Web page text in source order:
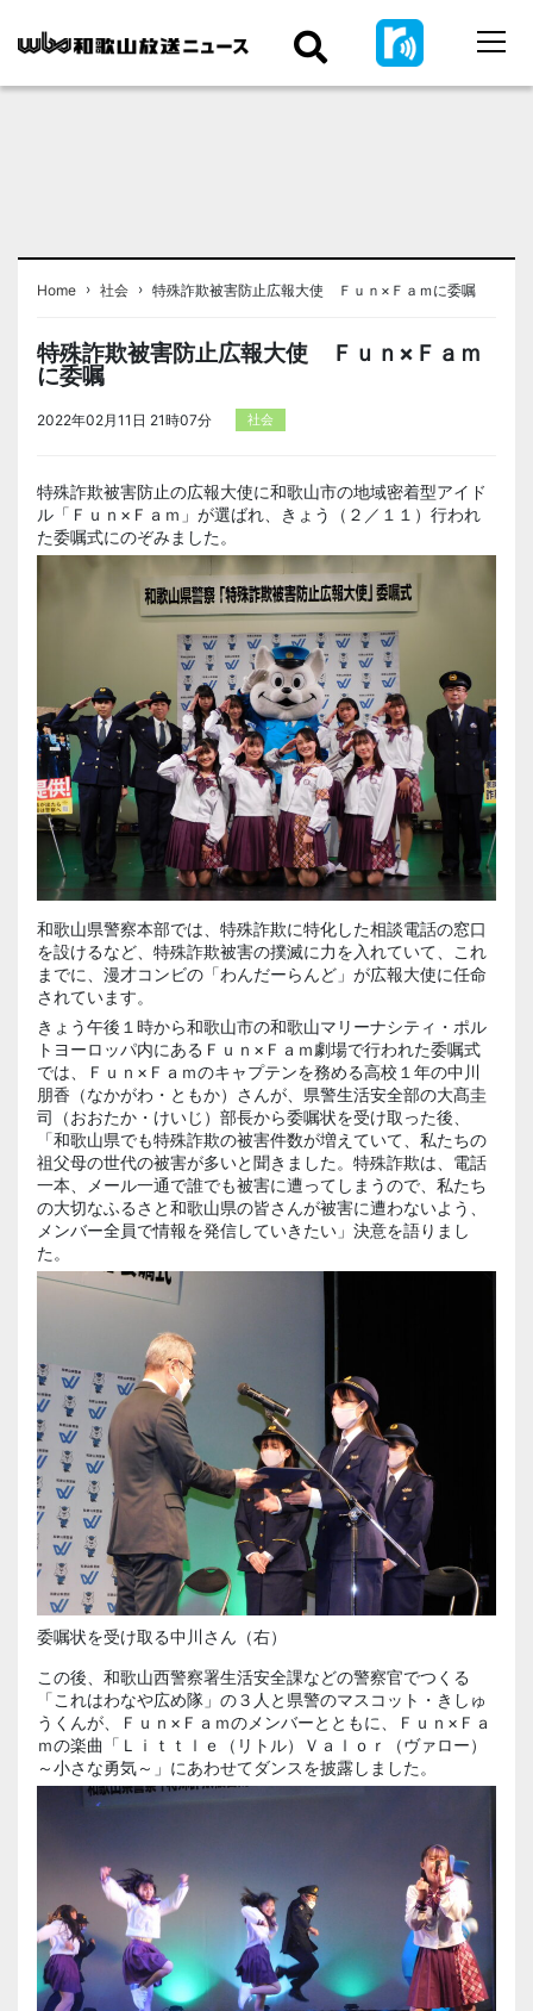
Home › 社会 › 特殊詐欺被害防止広報大使 Ｆｕｎ×Ｆａｍに委嘱
特殊詐欺被害防止広報大使 Ｆｕｎ×Ｆａｍ
に委嘱
2022年02月11日 21時07分 社会
特殊詐欺被害防止の広報大使に和歌山市の地域密着型アイド
ル「Ｆｕｎ×Ｆａｍ」が選ばれ、きょう（２／１１）行われ
た委嘱式にのぞみました。
和歌山県警察本部では、特殊詐欺に特化した相談電話の窓口
を設けるなど、特殊詐欺被害の撲滅に力を入れていて、これ
までに、漫才コンビの「わんだーらんど」が広報大使に任命
されています。
きょう午後１時から和歌山市の和歌山マリーナシティ・ポル
トヨーロッパ内にあるＦｕｎ×Ｆａｍ劇場で行われた委嘱式
では、Ｆｕｎ×Ｆａｍのキャプテンを務める高校１年の中川
朋香（なかがわ・ともか）さんが、県警生活安全部の大髙圭
司（おおたか・けいじ）部長から委嘱状を受け取った後、
「和歌山県でも特殊詐欺の被害件数が増えていて、私たちの
祖父母の世代の被害が多いと聞きました。特殊詐欺は、電話
一本、メール一通で誰でも被害に遭ってしまうので、私たち
の大切なふるさと和歌山県の皆さんが被害に遭わないよう、
メンバー全員で情報を発信していきたい」決意を語りまし
た。
委嘱状を受け取る中川さん（右）
この後、和歌山西警察署生活安全課などの警察官でつくる
「これはわなや広め隊」の３人と県警のマスコット・きしゅ
うくんが、Ｆｕｎ×Ｆａｍのメンバーとともに、Ｆｕｎ×Ｆａ
ｍの楽曲「Ｌｉｔｔｌｅ（リトル）Ｖａｌｏｒ（ヴァロー）
～小さな勇気～」にあわせてダンスを披露しました。